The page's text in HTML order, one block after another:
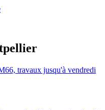
travaux jusqu'à vendredi